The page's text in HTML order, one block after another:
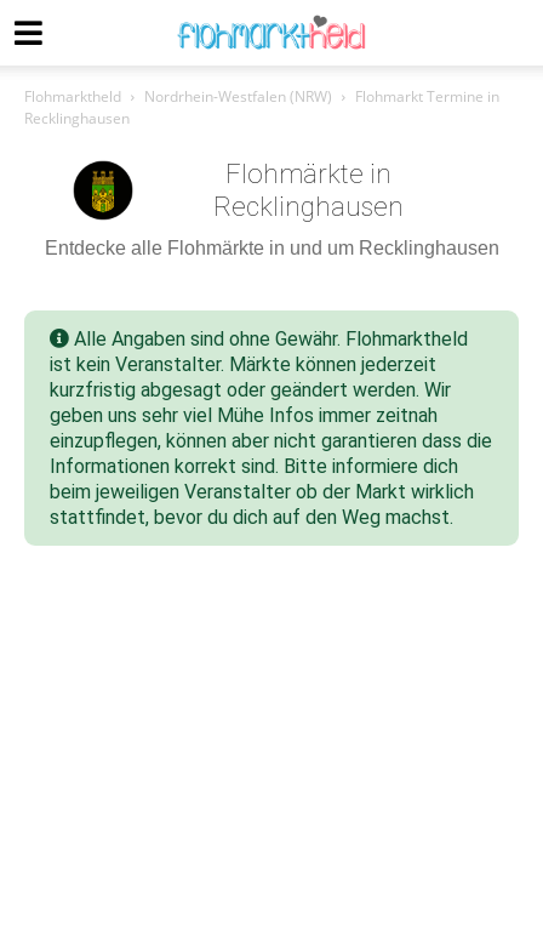
Flohmarktheld Nordrhein-Westfalen (NRW)
Flohmarkt Termine in
Recklinghausen
Flohmärkte in
Recklinghausen
Entdecke alle Flohmärkte in und um Recklinghausen
Alle Angaben sind ohne Gewähr. Flohmarktheld
ist kein Veranstalter. Märkte können jederzeit
kurzfristig abgesagt oder geändert werden. Wir
geben uns sehr viel Mühe Infos immer zeitnah
einzupflegen, können aber nicht garantieren dass die
Informationen korrekt sind. Bitte informiere dich
beim jeweiligen Veranstalter ob der Markt wirklich
stattfindet, bevor du dich auf den Weg machst.